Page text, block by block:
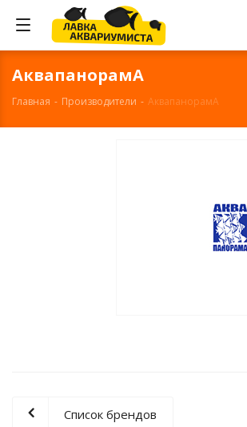
АквапанорамА
Главная - Производители - АквапанорамА
Список брендов